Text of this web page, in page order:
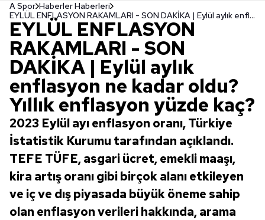
A Spor Haberler Haberleri
EYLÜL ENFLASYON RAKAMLARI - SON DAKİKA | Eylül aylık enflasyon ne kadar oldu? Yıllık enflasyon yüzde kaç?
EYLÜL ENFLASYON
RAKAMLARI - SON
DAKİKA | Eylül aylık
enflasyon ne kadar oldu?
Yıllık enflasyon yüzde kaç?
2023 Eylül ayı enflasyon oranı, Türkiye
İstatistik Kurumu tarafından açıklandı.
TEFE TÜFE, asgari ücret, emekli maaşı,
kira artış oranı gibi birçok alanı etkileyen
ve iç ve dış piyasada büyük öneme sahip
olan enflasyon verileri hakkında, arama